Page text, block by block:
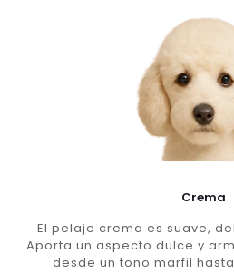
Crema
El pelaje crema es suave,
Aporta un aspecto dulce y
desde un tono marfil